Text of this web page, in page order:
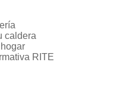
caldera
RITE